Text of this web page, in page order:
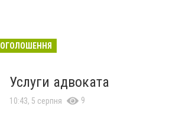
ОГОЛОШЕННЯ
Услуги адвоката
10:43, 5 серпня 9